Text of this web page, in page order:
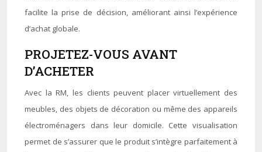
facilite la prise de décision, améliorant ainsi l’expérience
d’achat globale.
PROJETEZ-VOUS AVANT
D’ACHETER
Avec la RM, les clients peuvent placer virtuellement des
meubles, des objets de décoration ou même des appareils
électroménagers dans leur domicile. Cette visualisation
permet de s’assurer que le produit s’intègre parfaitement à